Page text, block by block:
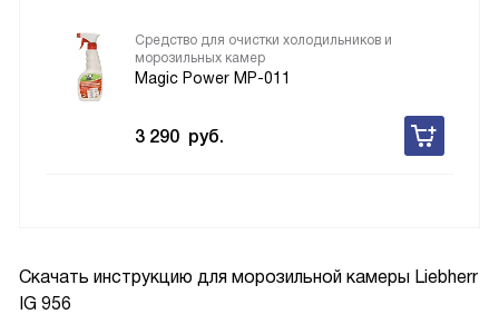
Скачать инструкцию для морозильной камеры Liebherr
IG 956
Средство для очистки холодильников и
морозильных камер
Magic Power MP-011
3 290 руб.